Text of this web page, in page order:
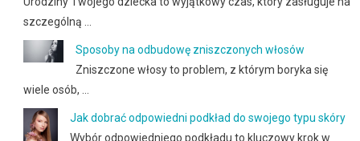
szczególną …
Sposoby na odbudowę zniszczonych włosów
Zniszczone włosy to problem, z którym boryka się
wiele osób, …
Jak dobrać odpowiedni podkład do swojego typu skóry
Wybór odpowiedniego podkładu to kluczowy krok w